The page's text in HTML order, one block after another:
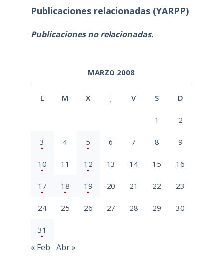
Publicaciones relacionadas (YARPP)
Publicaciones no relacionadas.
MARZO 2008
L M X J V S D
1 2
3 4 5 6 7 8 9
10 11 12 13 14 15 16
17 18 19 20 21 22 23
24 25 26 27 28 29 30
31
« Feb Abr »